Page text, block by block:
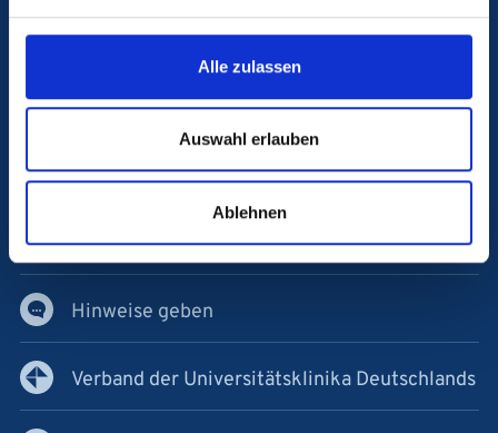
Alle zulassen
Auswahl erlauben
Ablehnen
Blutspende
Kontakt & Anfahrt
Karriere am UKS
Antidiskriminierungsstelle
Hinweise geben
Verband der Universitätsklinika Deutschlands